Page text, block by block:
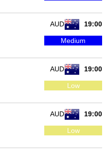
19:00
AUD
Medium
19:00
AUD
Low
19:00
AUD
Low